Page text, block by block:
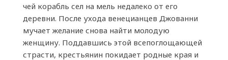
чей корабль сел на мель недалеко от его
деревни. После ухода венецианцев Джованни
мучает желание снова найти молодую
женщину. Поддавшись этой всепоглощающей
страсти, крестьянин покидает родные края и